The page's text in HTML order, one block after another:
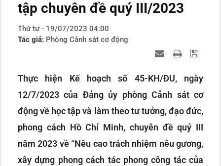
tập chuyên đề quý III/2023
Thứ tư - 19/07/2023 04:00
Tác giả: Phòng Cảnh sát cơ động
Thực hiện Kế hoạch số 45-KH/ĐU, ngày
12/7/2023 của Đảng ủy phòng Cảnh sát cơ
động về học tập và làm theo tư tưởng, đạo đức,
phong cách Hồ Chí Minh, chuyên đề quý III
năm 2023 về “Nêu cao trách nhiệm nêu gương,
xây dựng phong cách tác phong công tác của